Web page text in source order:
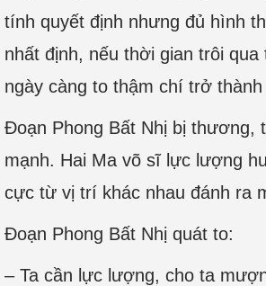
tính quyết định nhưng đủ hình
nhất định, nếu thời gian trôi qua
ngày càng to thậm chí trở thành
Đoạn Phong Bất Nhị bị thương,
mạnh. Hai Ma võ sĩ lực lượng
cực từ vị trí khác nhau đánh ra
Đoạn Phong Bất Nhị quát to:
– Ta cần lực lượng, cho ta